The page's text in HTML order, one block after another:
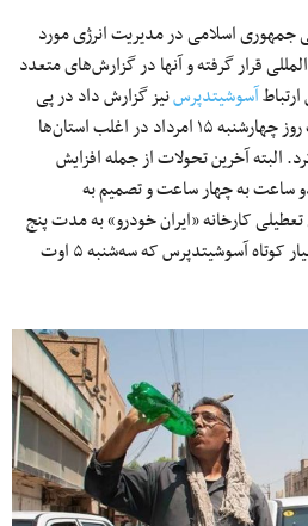
جمهوری اسلامی در مدیریت انرژی مورد
قرار گرفته و آنها در گزارش‌های متعدد
آسوشیتدپرسنیز گزارش داد در پی
موج گرمای شدید در ایران، دولت روز چهارشنبه ۱۵ امرداد در اغلب استان‌ها
البته آخرین تحولات از جمله افزایش
ساعت به چهار ساعت و تصمیم به
کارخانه «ایران خودرو» به مدت پنج
روز و موارد دیگر در این گزارش بسیار کوتاه آسوشیتدپرس که سه‌شنبه ۵ اوت